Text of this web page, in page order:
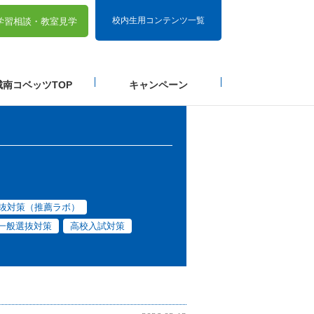
校内生用コンテンツ一覧
習相談・ 教室見学
南コベッツTOP キャンペーン
対策（推薦ラボ）
般選抜対策
高校入試対策